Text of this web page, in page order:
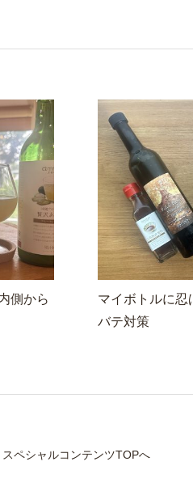
側から
マイボトルに忍
バテ対策
スペシャルコンテンツTOPへ